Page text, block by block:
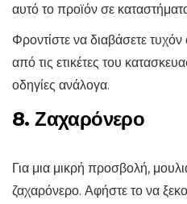
αυτό το προϊόν σε
Φροντίστε να διαβάσετε
από τις ετικέτες του
οδηγίες ανάλογα.
8. Ζαχαρόνερο
Για μια μικρή προσβολή,
ζαχαρόνερο. Αφήστε το να